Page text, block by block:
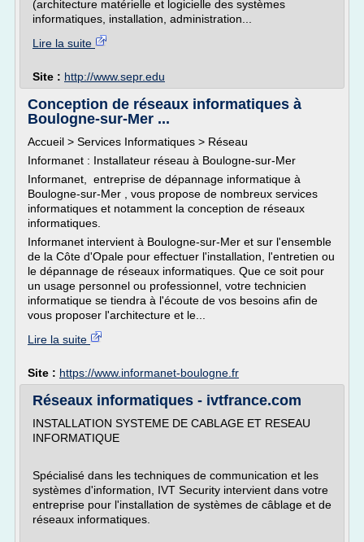
(architecture matérielle et logicielle des systèmes
informatiques, installation, administration...
Lire la suite
Site : http://www.sepr.edu
Conception de réseaux informatiques à
Boulogne-sur-Mer ...
Accueil > Services Informatiques > Réseau
Informanet : Installateur réseau à Boulogne-sur-Mer
Informanet, entreprise de dépannage informatique à
Boulogne-sur-Mer , vous propose de nombreux services
informatiques et notamment la conception de réseaux
informatiques.
Informanet intervient à Boulogne-sur-Mer et sur l'ensemble
de la Côte d'Opale pour effectuer l'installation, l'entretien ou
le dépannage de réseaux informatiques. Que ce soit pour
un usage personnel ou professionnel, votre technicien
informatique se tiendra à l'écoute de vos besoins afin de
vous proposer l'architecture et le...
Lire la suite
Site : https://www.informanet-boulogne.fr
Réseaux informatiques - ivtfrance.com
INSTALLATION SYSTEME DE CABLAGE ET RESEAU
INFORMATIQUE
Spécialisé dans les techniques de communication et les
systèmes d'information, IVT Security intervient dans votre
entreprise pour l'installation de systèmes de câblage et de
réseaux informatiques.